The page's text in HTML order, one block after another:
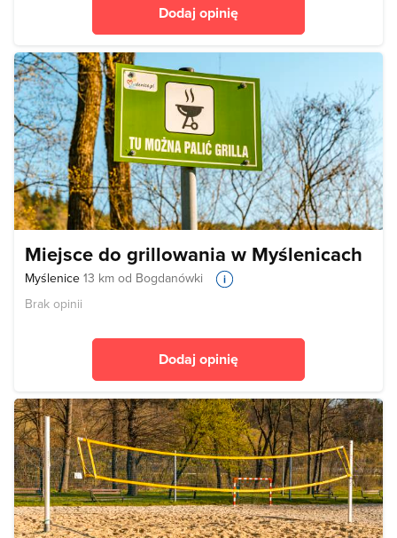
Dodaj opinię
Miejsce do grillowania w Myślenicach
Myślenice 13 km od Bogdanówki
Brak opinii
Dodaj opinię